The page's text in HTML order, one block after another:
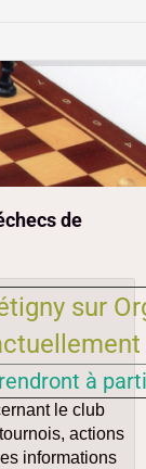
de
sur
à
le club
actions
informations